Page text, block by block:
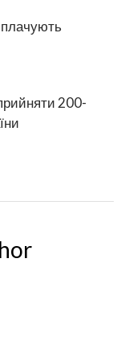
200-